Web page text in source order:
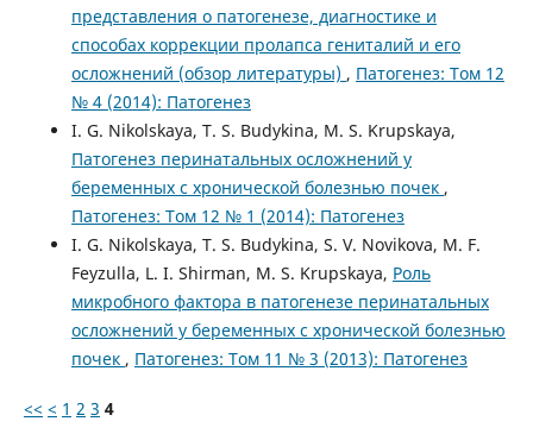
представления о патогенезе, диагностике и
способах коррекции пролапса гениталий и его
осложнений (обзор литературы) , Патогенез: Том 12
№ 4 (2014): Патогенез
I. G. Nikolskaya, T. S. Budykina, M. S. Krupskaya,
Патогенез перинатальных осложнений у
беременных с хронической болезнью почек ,
Патогенез: Том 12 № 1 (2014): Патогенез
I. G. Nikolskaya, T. S. Budykina, S. V. Novikova, M. F.
Feyzulla, L. I. Shirman, M. S. Krupskaya, Роль
микробного фактора в патогенезе перинатальных
осложнений у беременных с хронической болезнью
почек , Патогенез: Том 11 № 3 (2013): Патогенез
<< < 1 2 3 4